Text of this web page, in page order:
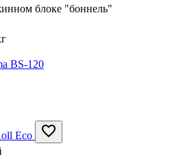
блоке "боннель"
BS-120